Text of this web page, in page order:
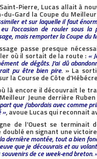
Pierre, Lucas allait à
du-Gard la Coupe du
et sur laquelle il faut
eu l’occasion de rouler sous
mais remporter la Coupe du
passe presque
où il sortait de la route : «
de dégâts. J’ai dû
pu être bien pire. » La
la Course de Côte
là encore il découvrait le
Jeune derrière
que j’abordais avec comme
», avoue Lucas qui reconnait
de l’Ouest se
en signant une
dernière montée, tout a bien
que je découvrais et au
souvenirs de ce week-end breton.